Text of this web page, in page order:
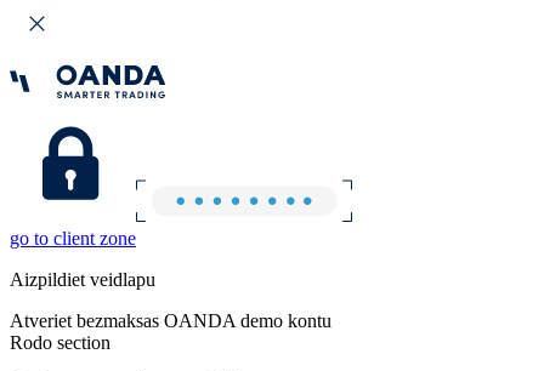
go to client zone
Aizpildiet veidlapu
Atveriet bezmaksas OANDA demo kontu
Rodo section